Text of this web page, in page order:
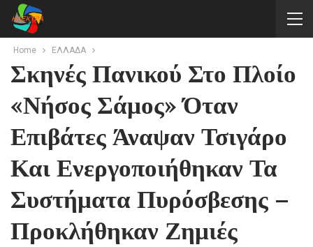
Home ΕΛΛΑΔΑ
Σκηνές Πανικού Στο Πλοίο
«Νήσος Σάμος» Όταν
Επιβάτες Άναψαν Τσιγάρο
Και Ενεργοποιήθηκαν Τα
Συστήματα Πυρόσβεσης –
Προκλήθηκαν Ζημιές